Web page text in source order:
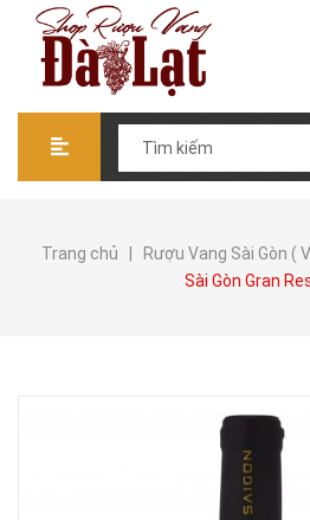
Trang chủ Rượu Vang Sài Gòn (
Sài Gòn Gran